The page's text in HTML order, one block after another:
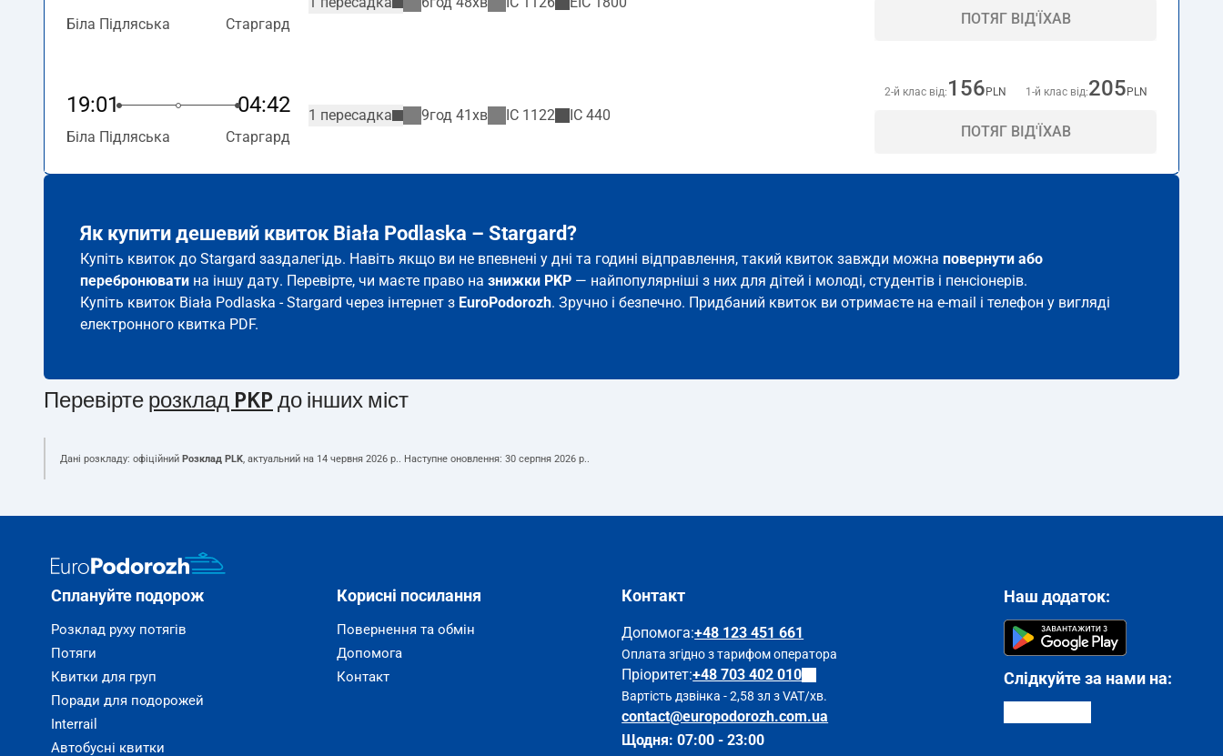
Біла Підляська Старгард ПОТЯГ ВІД'ЇХАВ
19:01 04:42
Біла Підляська Старгард
1 пересадка 9год 41хв IC 1122 IC 440
2-й клас від: 156 PLN 1-й клас від:205 PLN
ПОТЯГ ВІД'ЇХАВ
Як купити дешевий квиток Biała Podlaska – Stargard?
Купіть квиток до Stargard заздалегідь. Навіть якщо ви не впевнені у дні та годині відправлення, такий квиток завжди можна повернути або
перебронювати на іншу дату. Перевірте, чи маєте право на знижки PKP — найпопулярніші з них для дітей і молоді, студентів і пенсіонерів.
Купіть квиток Biała Podlaska - Stargard через інтернет з EuroPodorozh. Зручно і безпечно. Придбаний квиток ви отримаєте на e-mail і телефон у вигляді
електронного квитка PDF.
Перевірте розклад PKP до інших міст
Дані розкладу: офіційний Розклад PLK, актуальний на 14 червня 2026 р.. Наступне оновлення: 30 серпня 2026 р..
Сплануйте подорож
Розклад руху потягів
Потяги
Квитки для груп
Поради для подорожей
Interrail
Автобусні квитки
Корисні посилання
Повернення та обмін
Допомога
Контакт
Контакт
Допомога:+48 123 451 661
Оплата згідно з тарифом оператора
Пріоритет:+48 703 402 010
Вартість дзвінка - 2,58 зл з VAT/хв.
contact@europodorozh.com.ua
Щодня: 07:00 - 23:00
Наш додаток:
Слідкуйте за нами на: